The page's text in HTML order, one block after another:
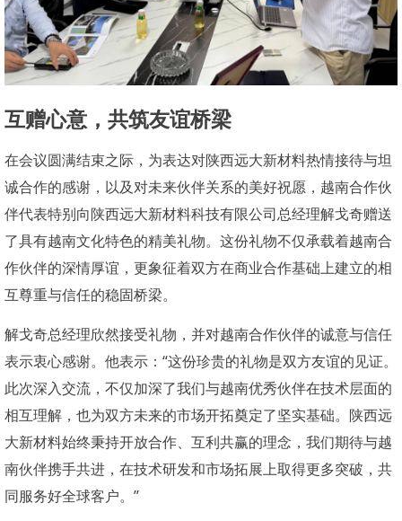
互赠心意，共筑友谊桥梁
在会议圆满结束之际，为表达对陕西远大新材料热情接待与坦
诚合作的感谢，以及对未来伙伴关系的美好祝愿，越南合作伙
伴代表特别向陕西远大新材料科技有限公司总经理解戈奇赠送
了具有越南文化特色的精美礼物。这份礼物不仅承载着越南合
作伙伴的深情厚谊，更象征着双方在商业合作基础上建立的相
互尊重与信任的稳固桥梁。
解戈奇总经理欣然接受礼物，并对越南合作伙伴的诚意与信任
表示衷心感谢。他表示： “这份珍贵的礼物是双方友谊的见证。
此次深入交流，不仅加深了我们与越南优秀伙伴在技术层面的
相互理解，也为双方未来的市场开拓奠定了坚实基础。陕西远
大新材料始终秉持开放合作、互利共赢的理念，我们期待与越
南伙伴携手共进，在技术研发和市场拓展上取得更多突破，共
同服务好全球客户。 ”